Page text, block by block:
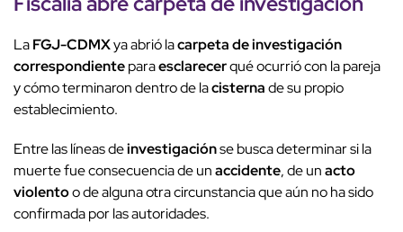
LaFGJ-CDMXya abrió lacarpeta de investigación
correspondienteparaesclarecerqué ocurrió con la pareja
y cómo terminaron dentro de lacisternade su propio
establecimiento.
Entre las líneas deinvestigaciónse busca determinar si la
muerte fue consecuencia de unaccidente, de unacto
violentoo de alguna otra circunstancia que aún no ha sido
confirmada por las autoridades.